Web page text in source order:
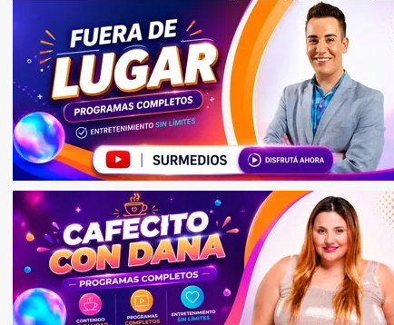
EnSur Medios